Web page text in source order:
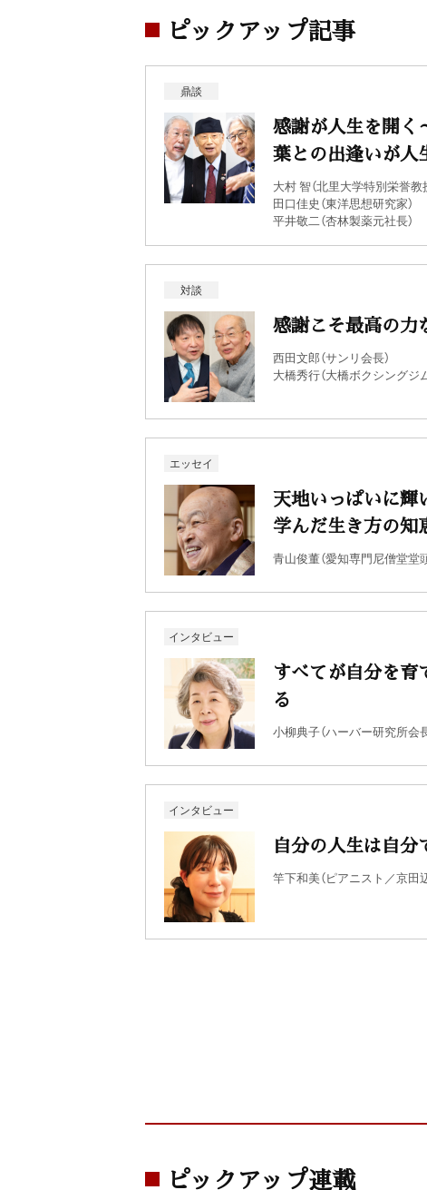
ピックアップ記事
鼎談
感謝が人生を開く
葉との出逢いが人
大村 智（北里大学特別栄誉教
田口佳史（東洋思想研究家）
平井敬二（杏林製薬元社長）
対談
感謝こそ最高の力
西田文郎（サンリ会長）
大橋秀行（大橋ボクシングジ
エッセイ
天地いっぱいに輝
学んだ生き方の知
青山俊董（愛知専門尼僧堂堂
インタビュー
すべてが自分を育
る
小柳典子（ハーバー研究所会
インタビュー
自分の人生は自分
竿下和美（ピアニスト／京田
ピックアップ連載